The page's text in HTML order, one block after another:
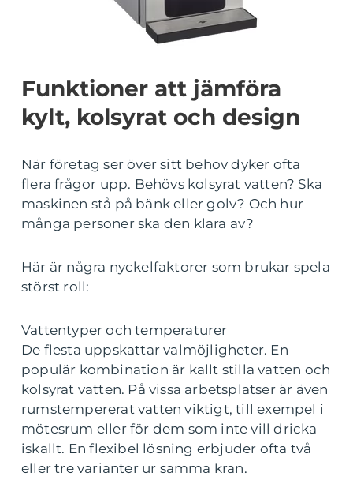
Funktioner att jämföra
kylt, kolsyrat och design
När företag ser över sitt behov dyker ofta
flera frågor upp. Behövs kolsyrat vatten? Ska
maskinen stå på bänk eller golv? Och hur
många personer ska den klara av?
Här är några nyckelfaktorer som brukar spela
störst roll:
Vattentyper och temperaturer
De flesta uppskattar valmöjligheter. En
populär kombination är kallt stilla vatten och
kolsyrat vatten. På vissa arbetsplatser är även
rumstempererat vatten viktigt, till exempel i
mötesrum eller för dem som inte vill dricka
iskallt. En flexibel lösning erbjuder ofta två
eller tre varianter ur samma kran.